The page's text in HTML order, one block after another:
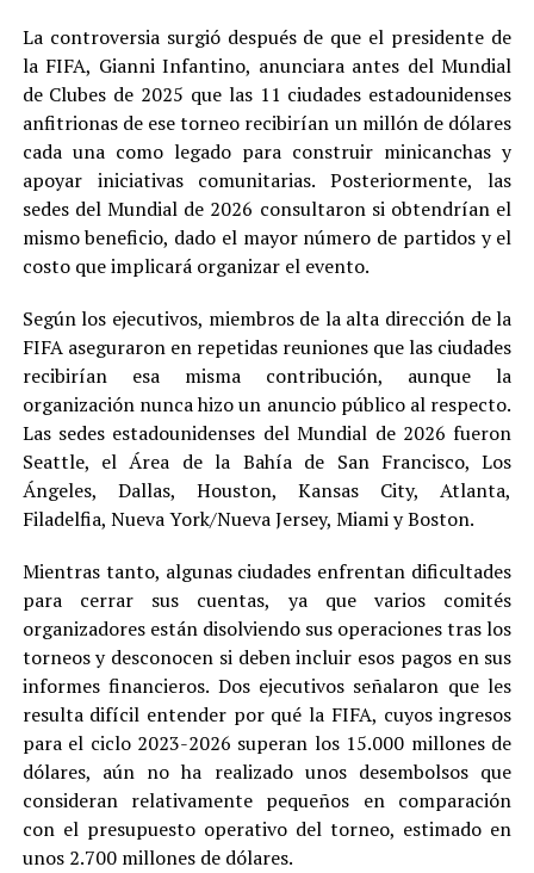
La controversia surgió después de que el presidente de
la FIFA, Gianni Infantino, anunciara antes del Mundial
de Clubes de 2025 que las 11 ciudades estadounidenses
anfitrionas de ese torneo recibirían un millón de dólares
cada una como legado para construir minicanchas y
apoyar iniciativas comunitarias. Posteriormente, las
sedes del Mundial de 2026 consultaron si obtendrían el
mismo beneficio, dado el mayor número de partidos y el
costo que implicará organizar el evento.
Según los ejecutivos, miembros de la alta dirección de la
FIFA aseguraron en repetidas reuniones que las ciudades
recibirían esa misma contribución, aunque la
organización nunca hizo un anuncio público al respecto.
Las sedes estadounidenses del Mundial de 2026 fueron
Seattle, el Área de la Bahía de San Francisco, Los
Ángeles, Dallas, Houston, Kansas City, Atlanta,
Filadelfia, Nueva York/Nueva Jersey, Miami y Boston.
Mientras tanto, algunas ciudades enfrentan dificultades
para cerrar sus cuentas, ya que varios comités
organizadores están disolviendo sus operaciones tras los
torneos y desconocen si deben incluir esos pagos en sus
informes financieros. Dos ejecutivos señalaron que les
resulta difícil entender por qué la FIFA, cuyos ingresos
para el ciclo 2023-2026 superan los 15.000 millones de
dólares, aún no ha realizado unos desembolsos que
consideran relativamente pequeños en comparación
con el presupuesto operativo del torneo, estimado en
unos 2.700 millones de dólares.